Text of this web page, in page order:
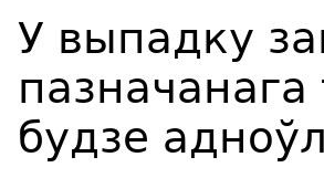
У выпадку
будзе